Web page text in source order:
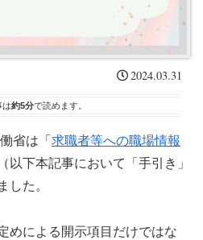
2024.03.31
は約5分で読めます。
省は「 求職者等への職場情報
（以下本記事において「手引き」
した。
めによる開示項目だけではな